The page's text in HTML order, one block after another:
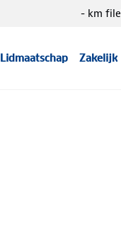
Lidmaatschap Zakelijk
- km file